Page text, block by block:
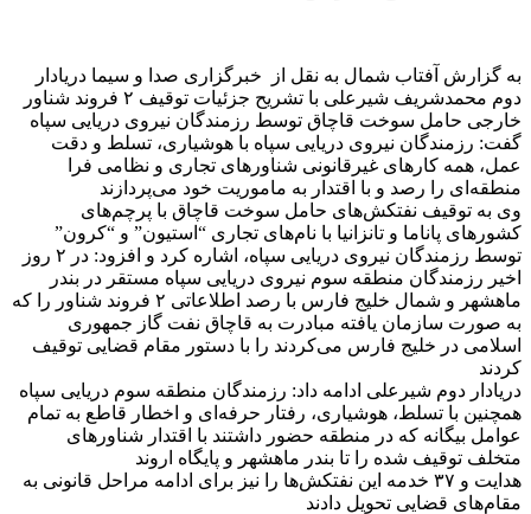
به گزارش آفتاب شمال به نقل از خبرگزاری صدا و سیما دریادار
دوم محمدشریف شیرعلی با تشریح جزئیات توقیف ۲ فروند شناور
خارجی حامل سوخت قاچاق توسط رزمندگان نیروی دریایی سپاه
گفت: رزمندگان نیروی دریایی سپاه با هوشیاری، تسلط و دقت
عمل، همه کار‌های غیرقانونی شناور‌های تجاری و نظامی فرا
منطقه‌ای را رصد و با اقتدار به ماموریت خود می‌پردازند
وی به توقیف نفتکش‌های حامل سوخت قاچاق با پرچم‌های
کشور‌های پاناما و تانزانیا با نام‌های تجاری “استیون” و “کرون”
توسط رزمندگان نیروی دریایی سپاه، اشاره کرد و افزود: در ۲ روز
اخیر رزمندگان منطقه سوم نیروی دریایی سپاه مستقر در بندر
ماهشهر و شمال خلیج فارس با رصد اطلاعاتی ۲ فروند شناور را که
به صورت سازمان یافته مبادرت به قاچاق نفت گاز جمهوری
اسلامی در خلیج فارس می‌کردند را با دستور مقام قضایی توقیف
کردند
دریادار دوم شیرعلی ادامه داد: رزمندگان منطقه سوم دریایی سپاه
همچنین با تسلط، هوشیاری، رفتار حرفه‌ای و اخطار قاطع به تمام
عوامل بیگانه که در منطقه حضور داشتند با اقتدار شناور‌های
متخلف توقیف شده را تا بندر ماهشهر و پایگاه اروند
هدایت و ۳۷ خدمه این نفتکش‌ها را نیز برای ادامه مراحل قانونی به
مقام‌های قضایی تحویل دادند